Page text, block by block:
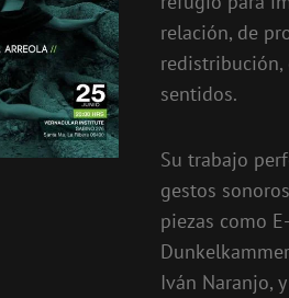
relación, de
redistribución,
sentidos.
Su trabajo
gestos
piezas como
Iván Naranjo,